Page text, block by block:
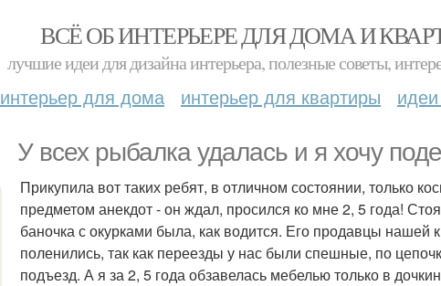
ВСЁ ОБ ИНТЕРЬЕРЕ ДЛЯ ДОМА И
лучшие идеи для дизайна интерьера, полезные советы,
интерьер для дома интерьер для квартиры
У всех рыбалка удалась и я хочу
Прикупила вот таких ребят, в отличном состоянии, только
предметом анекдот - он ждал, просился ко мне 2, 5 года!
баночка с окурками была, как водится. Его продавцы
поленились, так как переезды у нас были спешные, по
подъезд. А я за 2, 5 года обзавелась мебелью только в